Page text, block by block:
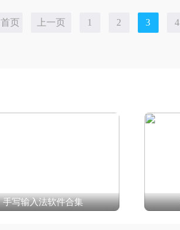
首页 上一页 1 2 3 4
手写输入法软件合集